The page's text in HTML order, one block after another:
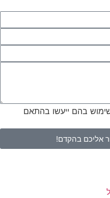
בהם ייעשו בהתאם
אליכם בהקדם!